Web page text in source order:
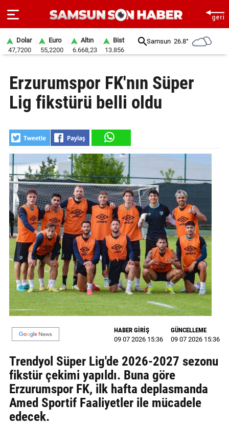
SAYFA
SAMSUN
SAMSUNSPOR
GÜNDEM
SİYASET
EKONOMİ
DÜNYA
MAGAZİN
GALERİ
VİDEO
YAZARLAR
BİZE
Künye
İletişim
Gizlilik
Dolar
47,7200
Euro
55,2200
Altın
6.668,23
Bist
13.856
Samsun 26.8°
Erzurumspor FK'nın Süper
Lig fikstürü belli oldu
HABER GİRİŞ
09 07 2026 15:36
GÜNCELLEME
09 07 2026 15:36
Trendyol Süper Lig'de 2026-2027 sezonu
fikstür çekimi yapıldı. Buna göre
Erzurumspor FK, ilk hafta deplasmanda
Amed Sportif Faaliyetler ile mücadele
edecek.